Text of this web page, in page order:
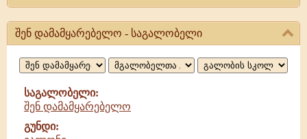
შენ
დამამყარებელო,
საგალობელი
შენ დამამყარებელო - საგალობელი
საგალობელი:
შენ დამამყარებელო
გუნდი: